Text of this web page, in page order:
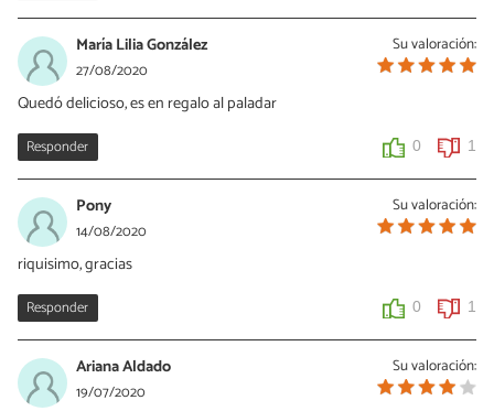
Su valoración:
María Lilia González
27/08/2020
Quedó delicioso, es en regalo al paladar
Responder 0 1
Su valoración:
Pony
14/08/2020
riquisimo, gracias
Responder 0 1
Su valoración:
Ariana Aldado
19/07/2020